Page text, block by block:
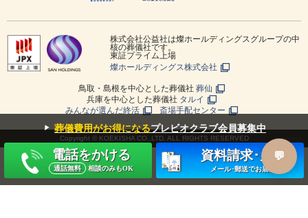
株式会社公益社は燦ホールディングスグループの中
核の葬儀社です。
東証プライム上場
燦ホールディングス株式会社
鳥取・島根を中心とした葬儀社 葬仙
兵庫を中心とした葬儀社 タルイ
みんなが選んだ終活
斎場手配センター
Copyright © KOEKISHA CO.,LTD. ALL RIGHTS RESERVED
▼葬儀費用がお得になるプレビオクラブ会員募集中
電話をかける
通話無料 相談のみもOK
資料請求･見積
メール･郵送でお届け